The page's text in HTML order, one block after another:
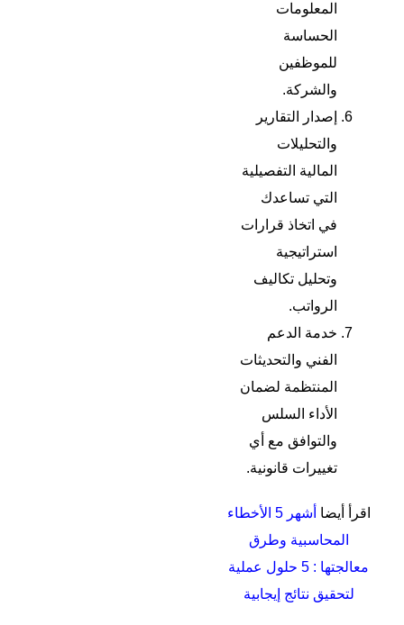
المعلومات
الحساسة
للموظفين
والشركة.
إصدار التقارير
والتحليلات
المالية التفصيلية
التي تساعدك
في اتخاذ قرارات
استراتيجية
وتحليل تكاليف
الرواتب.
خدمة الدعم
الفني والتحديثات
المنتظمة لضمان
الأداء السلس
والتوافق مع أي
تغييرات قانونية.
اقرأ أيضا
أشهر 5 الأخطاء
المحاسبية وطرق
معالجتها : 5 حلول عملية
لتحقيق نتائج إيجابية